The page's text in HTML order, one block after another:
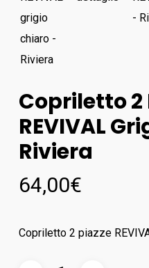
Copriletto 2
REVIVAL
Riviera
64,00€
Copriletto 2 piazze